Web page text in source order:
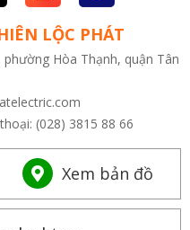
LỘC PHÁT
Hòa Thạnh, quận Tân
(028) 3815 88 66
Xem bản đồ